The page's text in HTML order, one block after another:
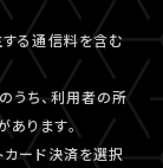
る通信料を含む
うち、利用者の所
あります。
ード決済を選択